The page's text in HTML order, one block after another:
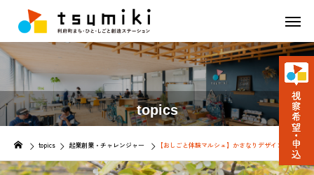
topics
topics 起業創業・チャレンジャー 【おしごと体験マルシェ】かさなりデザイン合同会社